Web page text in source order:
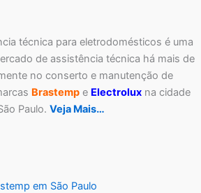
técnica para eletrodomésticos é uma
de assistência técnica há mais de
no conserto e manutenção de
Brastemp e Electrolux na cidade
Paulo. Veja Mais…
em São Paulo